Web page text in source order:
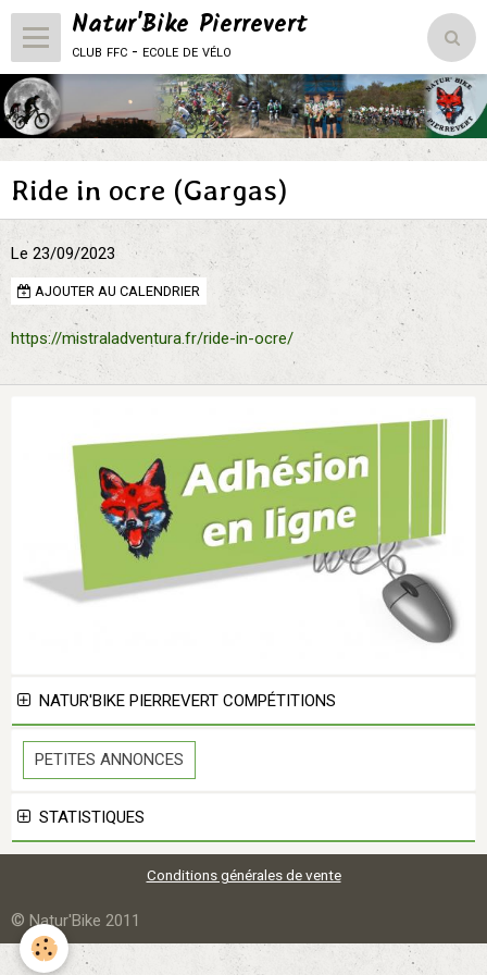
Natur'Bike Pierrevert
club ffc - ecole de vélo
Accueil
Le Club
L'école de vélo
Compétitions
Vie du club
Natur'Bike Pierrevert
Ride in ocre (Gargas)
Le 23/09/2023
AJOUTER AU CALENDRIER
https://mistraladventura.fr/ride-in-ocre/
NATUR'BIKE PIERREVERT COMPÉTITIONS
PETITES ANNONCES
STATISTIQUES
Conditions générales de vente
© Natur'Bike 2011